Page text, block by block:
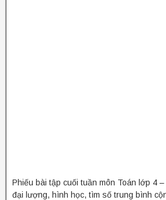
Phiếu bài tập cuối tuần môn Toán lớp 4
đại lượng, hình học, tìm số trung bình